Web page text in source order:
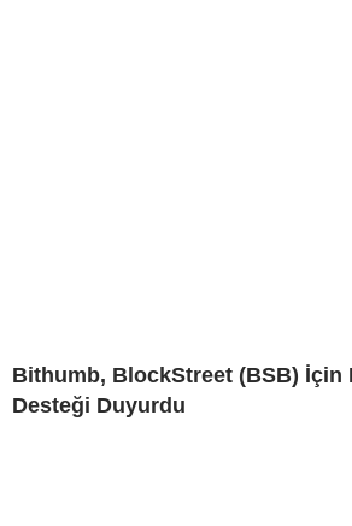
Bithumb, BlockStreet (BSB) İçin
Desteği Duyurdu